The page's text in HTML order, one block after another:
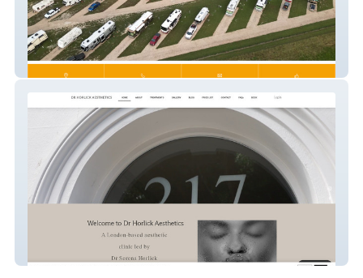
Butterbean Acres Rv
Dr Horlick Aesthetic